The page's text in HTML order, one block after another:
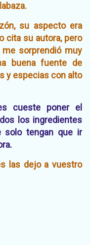
su aspecto era
cita su autora, pero
sorprendió muy
buena fuente de
y especias con alto
cueste poner el
los ingredientes
solo tengan que ir
las dejo a vuestro